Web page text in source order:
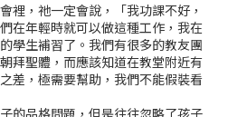
裡，祂一定會說，「我功課不好，
在年輕時就可以做這種工作，我在
學生補習了。我們有很多的教友團
拜聖體，而應該知道在教堂附近有
差，極需要幫助，我們不能假裝看